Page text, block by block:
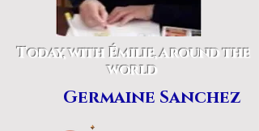
Today, with Émilie, around the
world
Germaine Sanchez